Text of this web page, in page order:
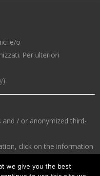
e/o
Per ulteriori
).
and / or anonymized third-
click on the information
we give you the best